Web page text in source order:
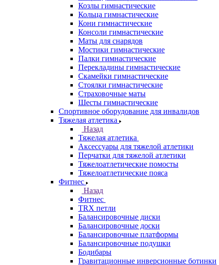
Козлы гимнастические
Кольца гимнастические
Кони гимнастические
Консоли гимнастические
Маты для снарядов
Мостики гимнастические
Палки гимнастические
Перекладины гимнастические
Скамейки гимнастические
Стоялки гимнастические
Страховочные маты
Шесты гимнастические
Спортивное оборудование для инвалидов
Тяжелая атлетика
Назад
Тяжелая атлетика
Аксессуары для тяжелой атлетики
Перчатки для тяжелой атлетики
Тяжелоатлетические помосты
Тяжелоатлетические пояса
Фитнес
Назад
Фитнес
TRX петли
Балансировочные диски
Балансировочные доски
Балансировочные платформы
Балансировочные подушки
Бодибары
Гравитационные инверсионные ботинки